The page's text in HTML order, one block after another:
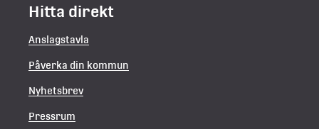
Hitta direkt
Anslagstavla
Påverka din kommun
Nyhetsbrev
Pressrum